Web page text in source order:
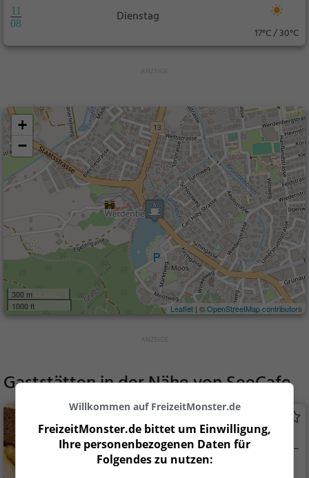
11
08
Dienstag
17°C / 30°C
+
−
300 m
1000 ft
Leaflet | ©OpenStreetMap contributors
Gaststätten in der Nähe vonSeeCafe
Schweizerisches Restaurant in Buchs SG
Buchs SG, Schweiz
Willkommen auf FreizeitMonster.de
FreizeitMonster.de bittet um Einwilligung,
Ihre personenbezogenen Daten für
Folgendes zu nutzen: